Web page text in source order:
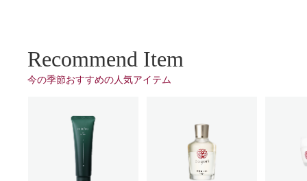
Recommend Item
今の季節おすすめの⼈気アイテム